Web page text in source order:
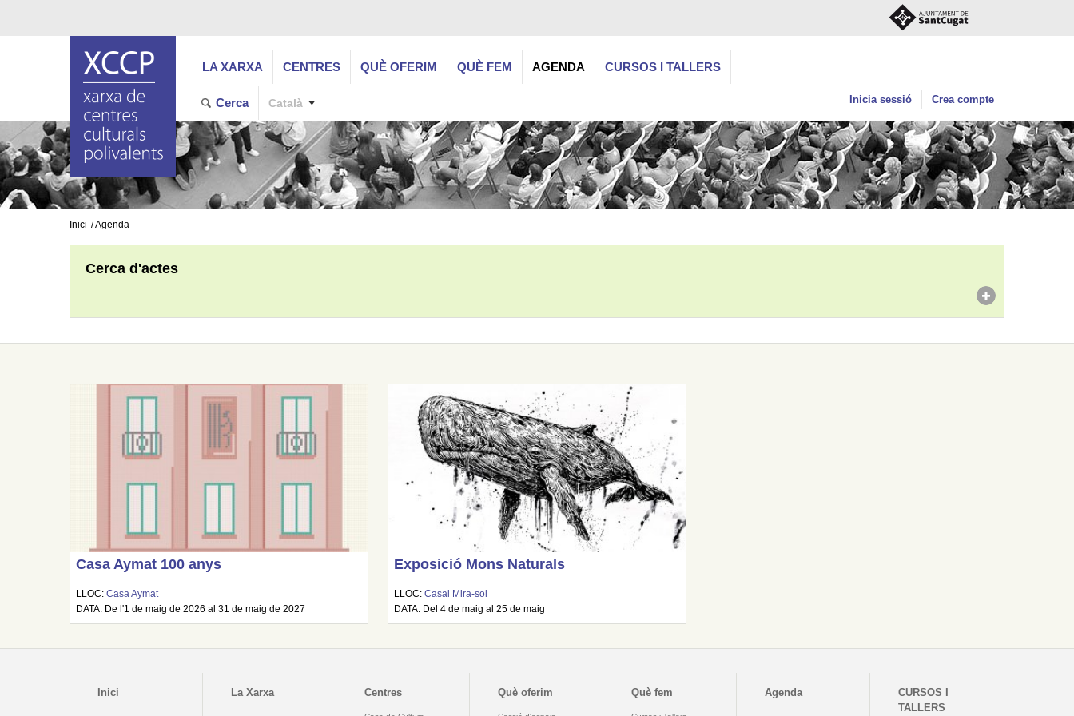
LA XARXA CENTRES QUÈ OFERIM QUÈ FEM AGENDA CURSOS I TALLERS
Cerca Català Inicia sessió Crea compte
Inici Agenda
Cerca d'actes
Casa Aymat 100 anys
LLOC:Casa Aymat
DATA: De l'1 de maig de 2026 al 31 de maig de 2027
Exposició Mons Naturals
LLOC:Casal Mira-sol
DATA: Del 4 de maig al 25 de maig
Inici La Xarxa Centres Què oferim Què fem Agenda
CURSOS I
TALLERS